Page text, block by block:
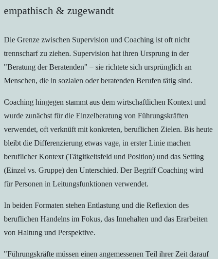
empathisch & zugewandt
Die Grenze zwischen Supervision und Coaching ist oft nicht
trennscharf zu ziehen. Supervision hat ihren Ursprung in der
"Beratung der Beratenden" – sie richtete sich ursprünglich an
Menschen, die in sozialen oder beratenden Berufen tätig sind.
Coaching hingegen stammt aus dem wirtschaftlichen Kontext und
wurde zunächst für die Einzelberatung von Führungskräften
verwendet, oft verknüft mit konkreten, beruflichen Zielen. Bis heute
bleibt die Differenzierung etwas vage, in erster Linie machen
beruflicher Kontext (Tätgitkeitsfeld und Position) und das Setting
(Einzel vs. Gruppe) den Unterschied. Der Begriff Coaching wird
für Personen in Leitungsfunktionen verwendet.
In beiden Formaten stehen Entlastung und die Reflexion des
beruflichen Handelns im Fokus, das Innehalten und das Erarbeiten
von Haltung und Perspektive.
"Führungskräfte müssen einen angemessenen Teil ihrer Zeit darauf